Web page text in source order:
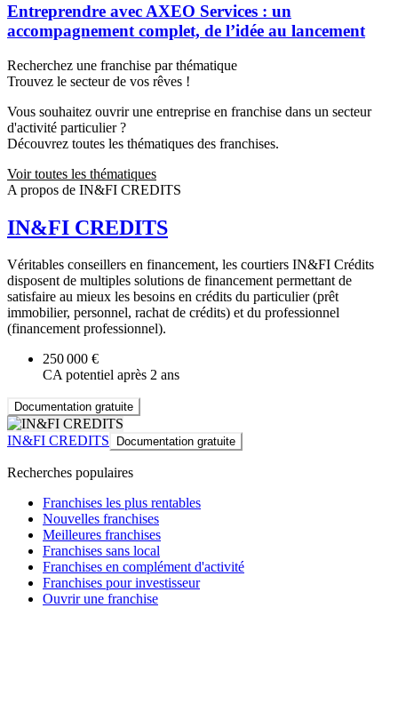
Entreprendre avec AXEO Services : un
accompagnement complet, de l’idée au lancement
Recherchez une franchise par thématique
Trouvez le secteur de vos rêves !
Vous souhaitez ouvrir une entreprise en franchise dans un secteur
d'activité particulier ?
Découvrez toutes les thématiques des franchises.
Voir toutes les thématiques
A propos de IN&FI CREDITS
IN&FI CREDITS
Véritables conseillers en financement, les courtiers IN&FI Crédits
disposent de multiples solutions de financement permettant de
satisfaire au mieux les besoins en crédits du particulier (prêt
immobilier, personnel, rachat de crédits) et du professionnel
(financement professionnel).
250 000 €
CA potentiel après 2 ans
Documentation gratuite
IN&FI CREDITS Documentation gratuite
Recherches populaires
Franchises les plus rentables
Nouvelles franchises
Meilleures franchises
Franchises sans local
Franchises en complément d'activité
Franchises pour investisseur
Ouvrir une franchise